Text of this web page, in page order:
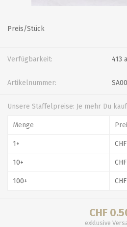
Preis/Stück
Verfügbarkeit: 413
Artikelnummer:
Unsere Staffelpreise: Je mehr Du
Menge
1+
10+
100+
CHF
exklusive